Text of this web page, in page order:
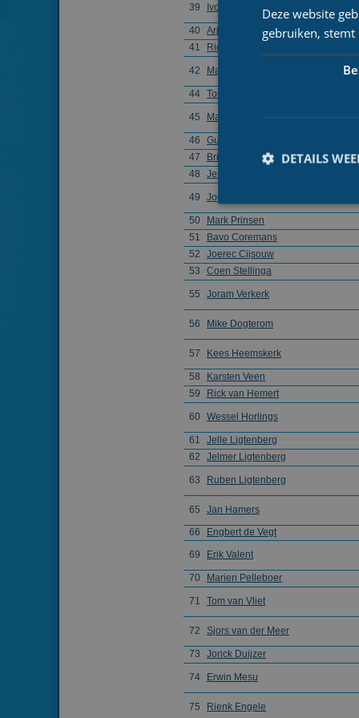
39
Ivo de la Porte
40 Arjen van Damme
41
Rico van Damme
42
Marthijn Mulder
44 Tom de Goede
45
Maikel Stam
46
Guido Maat
47
Brian Smit
48
Jesse Vollaard
49
Joost Schipper
50
Mark Prinsen
51
Bavo Coremans
52
Joerec Cijsouw
53
Coen Stellinga
55
Joram Verkerk
56
Mike Dogterom
57
Kees Heemskerk
58
Karsten Veen
59
Rick van Hemert
60 Wessel Horlings
61
Jelle Ligtenberg
62
Jelmer Ligtenberg
63
Ruben Ligtenberg
65
Jan Hamers
66
Engbert de Vegt
69
Erik Valent
70
Marien Pelleboer
71
Tom van Vliet
72
Sjors van der Meer
73
Jorick Duijzer
74
Erwin Mesu
75
Rienk Engele
Deze website
gebruiken,
DETAILS
Prestatiecookies
niet worden gebruikt
Naam
_ga
_ga_FJW480MXR8
Naam